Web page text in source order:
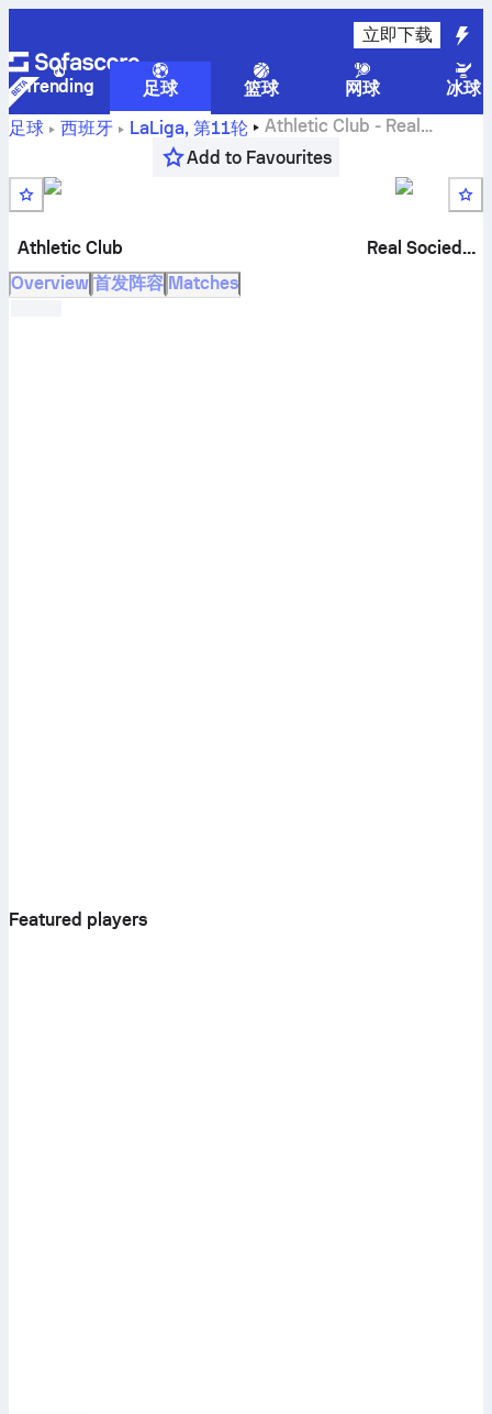
立即下载
Trending 足球 篮球 网球
冰球
足球
西班牙 LaLiga, 第11轮 Athletic Club - Real
比分直播和交战记录和排名和预测
Add to Favourites
Athletic Club
Real Sociedad
Overview 首发阵容 Matches
Featured players